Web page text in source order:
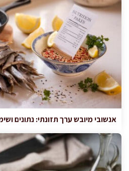
אנשובי מיובש ערך תזונתי: נתונים